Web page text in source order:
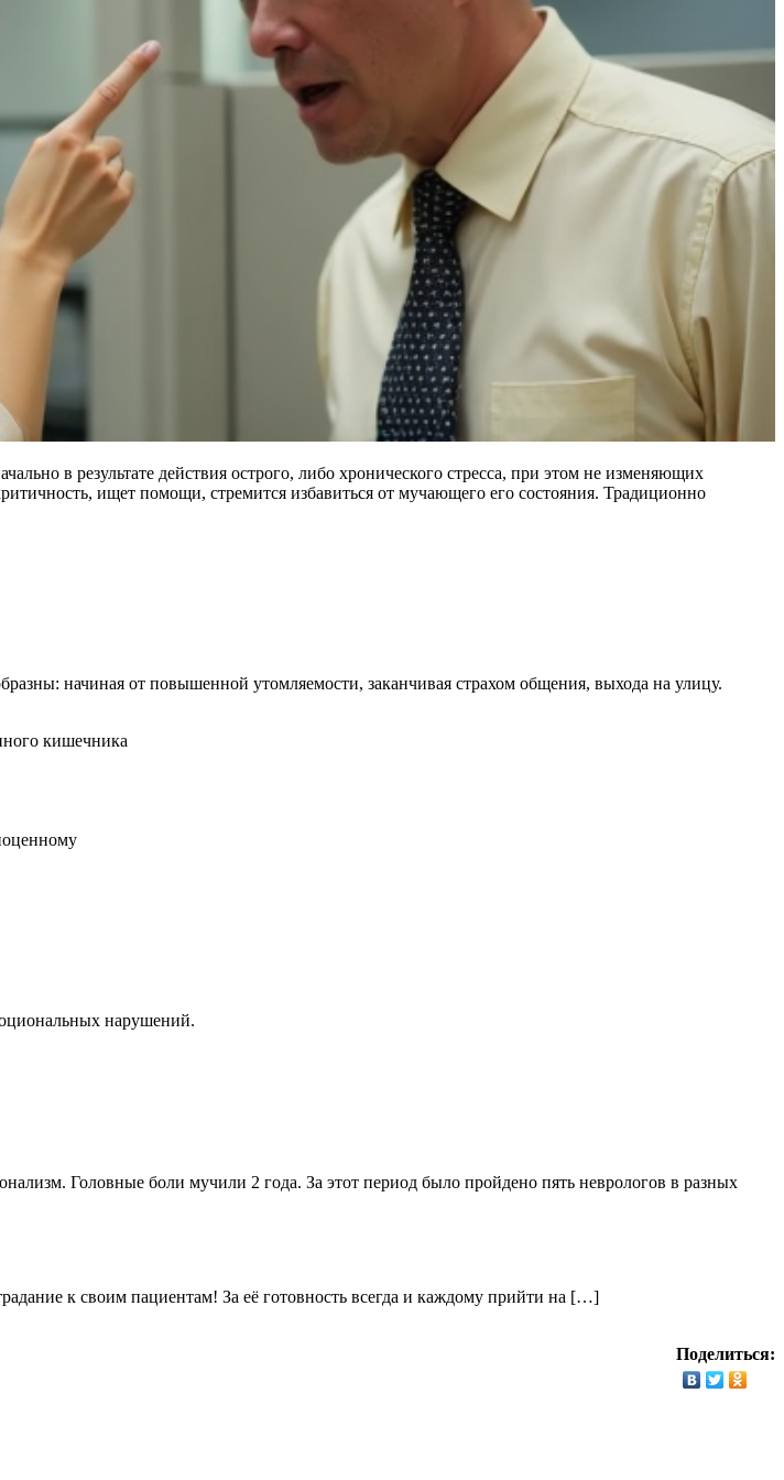
в результате действия острого, либо хронического стресса, при этом не изменяющих
ищет помощи, стремится избавиться от мучающего его состояния. Традиционно
начиная от повышенной утомляемости, заканчивая страхом общения, выхода на улицу.
кишечника
нарушений.
Головные боли мучили 2 года. За этот период было пройдено пять неврологов в разных
к своим пациентам! За её готовность всегда и каждому прийти на […]
Поделиться: